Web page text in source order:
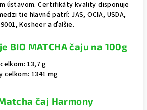
ústavom.Certifikáty kvality disponuje
tie hlavné patrí: JAS, OCIA, USDA,
Kosheer a ďalšie.
BIO MATCHA čaju na 100g
13,7 g
celkom: 1341 mg
čaj Harmony